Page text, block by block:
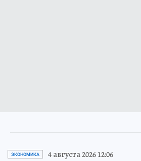
ЭКОНОМИКА 4 августа 2026 12:06